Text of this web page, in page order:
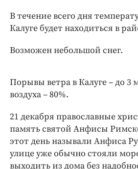
Издания
Медиаперсона
Интересное чтиво
Бренд года
Работодатель года
В течение всего дня
Калуге будет находиться в
Возможен небольшой снег.
Порывы ветра в Калуге – до 3
воздуха – 80%.
21 декабря православные
память святой Анфисы
этот день называли Анфиса
улице уже обычно стояли
выходить из дома без